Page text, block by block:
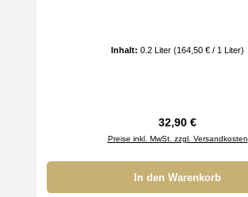
Inhalt: 0.2 Liter (164,50 € / 1 Liter)
Regulärer Preis:
32,90 €
Preise inkl. MwSt. zzgl. Versandkosten
In den Warenkorb